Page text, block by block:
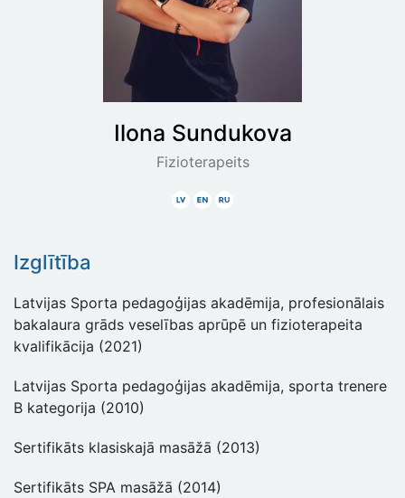
Ilona Sundukova
Fizioterapeits
Latviski
AngliskiKrieviski
Izglītība
Latvijas Sporta pedagoģijas akadēmija, profesionālais
bakalaura grāds veselības aprūpē un fizioterapeita
kvalifikācija (2021)
Latvijas Sporta pedagoģijas akadēmija, sporta trenere
B kategorija (2010)
Sertifikāts klasiskajā masāžā (2013)
Sertifikāts SPA masāžā (2014)